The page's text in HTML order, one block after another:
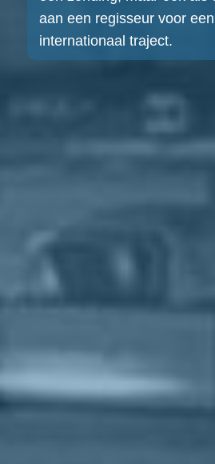
aan een regisseur voor
internationaal traject.